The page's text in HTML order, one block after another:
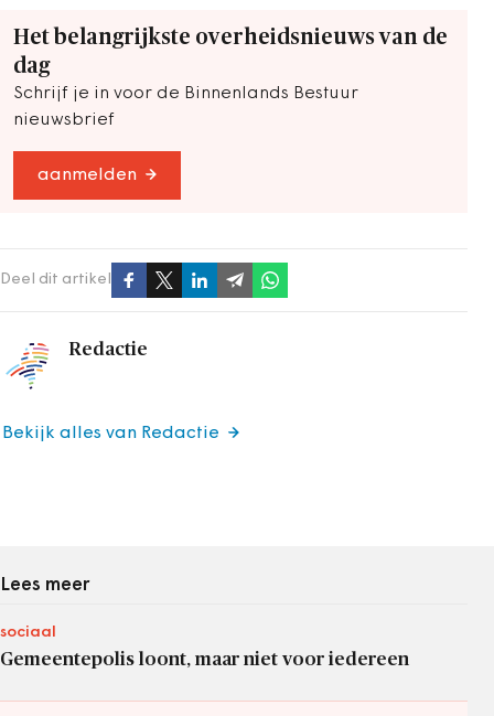
Het belangrijkste overheidsnieuws van de
dag
Schrijf je in voor de Binnenlands Bestuur
nieuwsbrief
aanmelden
Deel dit artikel
Redactie
Bekijk alles van Redactie
Lees meer
sociaal
Gemeentepolis loont, maar niet voor iedereen